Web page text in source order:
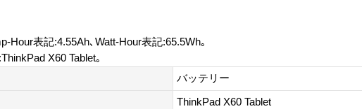
Hour表記:4.55Ah､Watt-Hour表記:65.5Wh｡
X60 Tablet｡
バッテリー
ThinkPad X60 Tablet